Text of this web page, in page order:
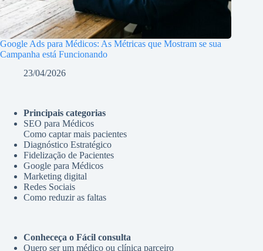
Google Ads para Médicos: As Métricas que Mostram se sua
Campanha está Funcionando
23/04/2026
Principais categorias
SEO para Médicos
Como captar mais pacientes
Diagnóstico Estratégico
Fidelização de Pacientes
Google para Médicos
Marketing digital
Redes Sociais
Como reduzir as faltas
Conheceça o Fácil consulta
Quero ser um médico ou clínica parceiro